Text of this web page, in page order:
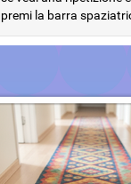
premi la barra